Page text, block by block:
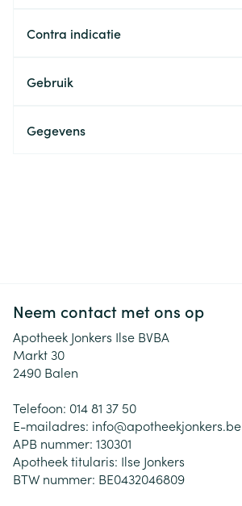
Contra indicatie
Gebruik
Gegevens
Neem contact met ons op
Apotheek Jonkers Ilse BVBA
Markt 30
2490 Balen
Telefoon: 014 81 37 50
E-mailadres: info@apotheekjonkers.be
APB nummer: 130301
Apotheek titularis: Ilse Jonkers
BTW nummer: BE0432046809